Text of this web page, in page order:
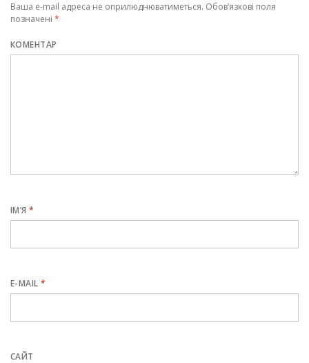
Ваша e-mail адреса не оприлюднюватиметься. Обов’язкові поля
позначені *
КОМЕНТАР
ІМ’Я*
E-MAIL*
САЙТ